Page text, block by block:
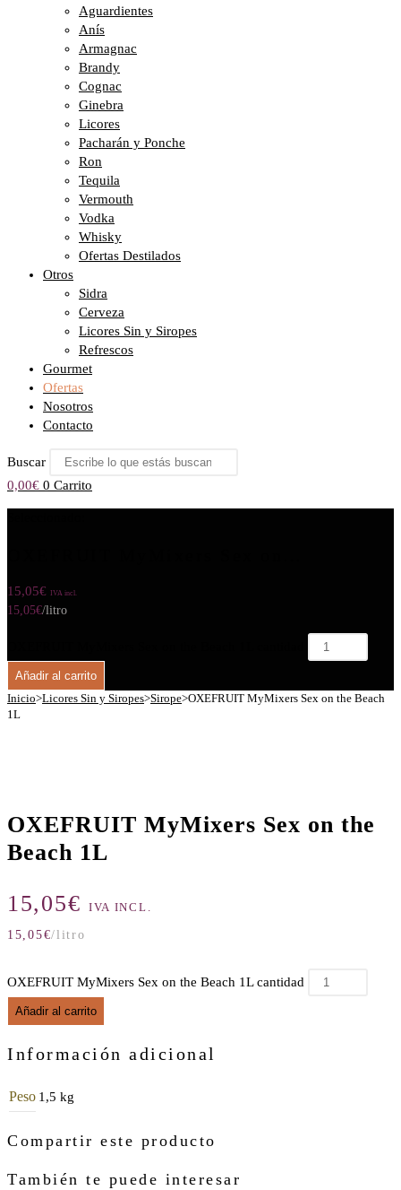
Aguardientes
Anís
Armagnac
Brandy
Cognac
Ginebra
Licores
Pacharán y Ponche
Ron
Tequila
Vermouth
Vodka
Whisky
Ofertas Destilados
Otros
Sidra
Cerveza
Licores Sin y Siropes
Refrescos
Gourmet
Ofertas
Nosotros
Contacto
Buscar
0,00€ 0 Carrito
15,05€ IVA incl.
15,05€/litro
Añadir al carrito
Inicio>Licores Sin y Siropes>Sirope>OXEFRUIT MyMixers Sex on the Beach
1L
OXEFRUIT MyMixers Sex on the
Beach 1L
15,05€ IVA INCL.
15,05€/litro
OXEFRUIT MyMixers Sex on the Beach 1L cantidad
Añadir al carrito
Información adicional
Peso 1,5 kg
Compartir este producto
También te puede interesar